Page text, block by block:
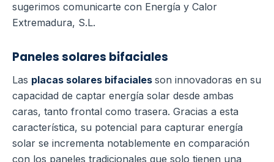
sugerimos comunicarte con Energía y Calor
Extremadura, S.L.
Paneles solares bifaciales
Las placas solares bifaciales son innovadoras en su
capacidad de captar energía solar desde ambas
caras, tanto frontal como trasera. Gracias a esta
característica, su potencial para capturar energía
solar se incrementa notablemente en comparación
con los paneles tradicionales que solo tienen una